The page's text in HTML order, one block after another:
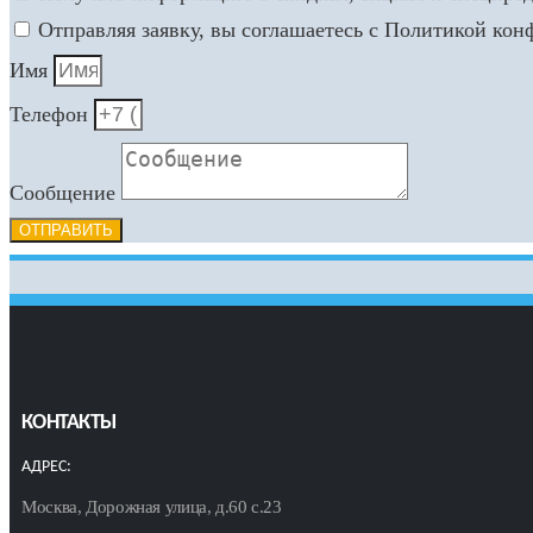
Отправляя заявку, вы соглашаетесь с Политикой
Имя
Телефон
Сообщение
ОТПРАВИТЬ
КОНТАКТЫ
АДРЕС:
Москва, Дорожная улица, д.60 с.23